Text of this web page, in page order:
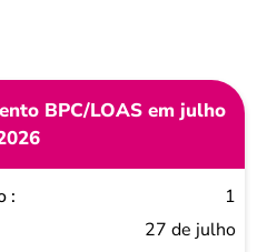
BPC/LOAS em julho
1
27 de julho